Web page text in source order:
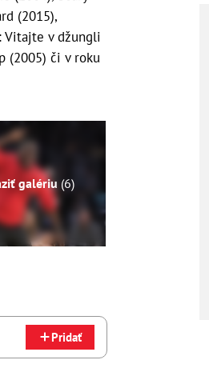
(2015),
Vitajte v džungli
(2005) či v roku
galériu (6)
Pridať